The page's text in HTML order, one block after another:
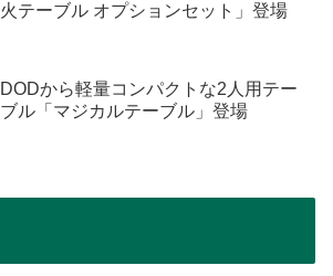
火テーブル オプションセット」登場
DODから軽量コンパクトな2人用テー
ブル「マジカルテーブル」登場